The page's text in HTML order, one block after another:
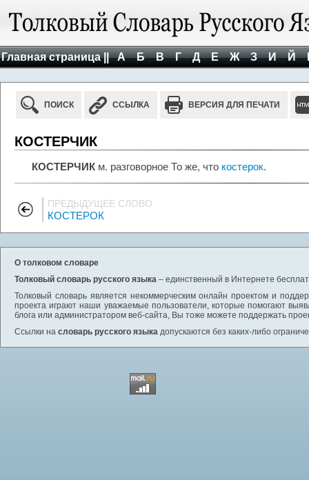
Главная страница || А Б В Г Д Е Ж З И Й
ПОИСК ССЫЛКА ВЕРСИЯ ДЛЯ ПЕЧАТИ
КОСТЕРЧИК
КОСТЕРЧИК м. разговорное То же, что костерок.
ПРЕДЫДУЩЕЕ СЛОВО
КОСТЕРОК
О толковом словаре
Толковый словарь русского языка – единственный в Интернете
Толковый словарь является некоммерческим онлайн проектом и
проекта играют наши уважаемые пользователи, которые помогают
блога или администратором веб-сайта, Вы тоже можете поддержать
Ссылки на словарь русского языка допускаются без каких-либо